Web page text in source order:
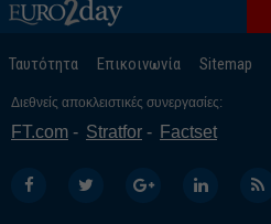
Ταυτότητα Επικοινωνία Sitemap
Διεθνείς αποκλειστικές συνεργασίες:
FT.com Stratfor Factset